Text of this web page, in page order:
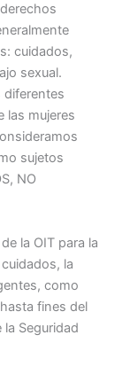
cuidados,
sexual.
diferentes
las mujeres
sujetos
NO
la OIT para la
la
como
fines del
Seguridad